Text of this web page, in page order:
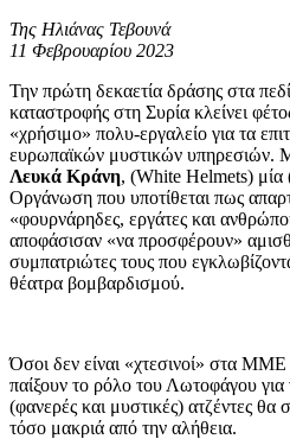
Της Ηλιάνας Τεβουνά
11 Φεβρουαρίου 2023
Την πρώτη δεκαετία δράσης στα
καταστροφής στη Συρία κλείνει
«χρήσιμο» πολυ-εργαλείο για τα
ευρωπαϊκών μυστικών υπηρεσιών.
Λευκά Κράνη, (White Helmets)
Οργάνωση που υποτίθεται πως
«φουρνάρηδες, εργάτες και
αποφάσισαν «να προσφέρουν»
συμπατριώτες τους που
θέατρα βομβαρδισμού.
Όσοι δεν είναι «χτεσινοί» στα ΜΜΕ
παίξουν το ρόλο του Λωτοφάγου
(φανερές και μυστικές) ατζέντες θα
τόσο μακριά από την αλήθεια.